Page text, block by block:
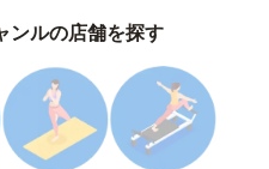
ンルの店舗を探す